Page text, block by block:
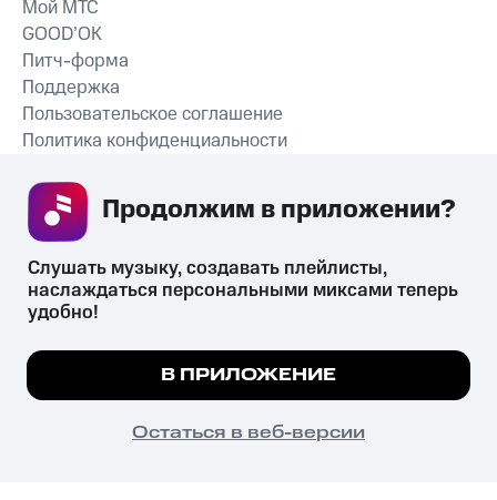
СКАЧАТЬ ПРИЛОЖЕНИЕ
Мой МТС
GOOD’OK
Питч-форма
Поддержка
Пользовательское соглашение
Политика конфиденциальности
психотропных веществ, их аналогов причиняет вред здоровью,
их незаконный оборот запрещён и влечёт установленную
законодательством ответственность.
© 2026 ООО «КИОН».
Все права защищены
Мы используем куки, чтобы на сайте все
Подробнее
ПОНЯТНО
Слушать музыку, создавать плейлисты,
наслаждаться персональными миксами теперь
удобно!
В ПРИЛОЖЕНИЕ
Остаться в веб-версии